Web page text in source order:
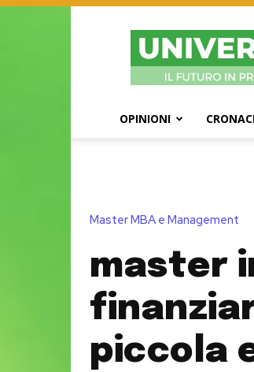
OPINIONI
Master MBA e Management
master
piccola